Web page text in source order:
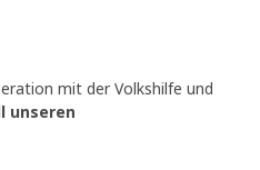
mit der Volkshilfe und
unseren